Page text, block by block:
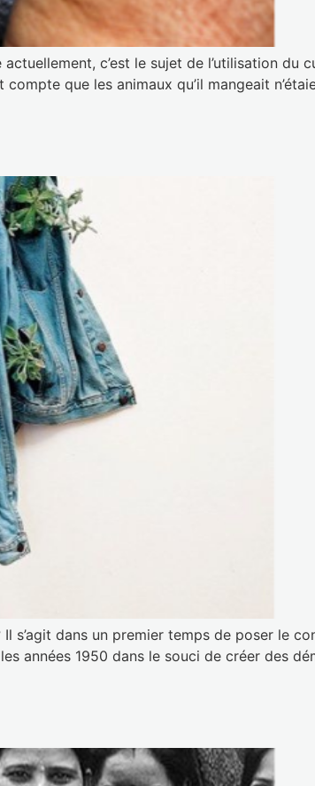
c’est le sujet de l’utilisation du
que les animaux qu’il mangeait
s’agit dans un premier temps de poser le
années 1950 dans le souci de créer des